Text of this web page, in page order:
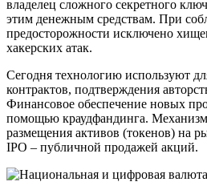
владелец сложного секретного
этим денежным средствам. При
предосторожности исключено
хакерских атак.
Сегодня технологию используют
контрактов, подтверждения
Финансовое обеспечение новых
помощью краудфандинга.
размещения активов (токенов) на
IPO – публичной продажей акций.